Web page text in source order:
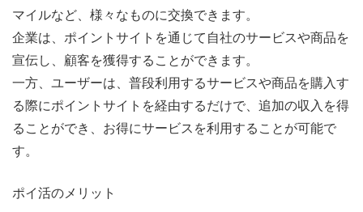
マイルなど、様々なものに交換できます。
企業は、ポイントサイトを通じて自社のサービスや商品を
宣伝し、顧客を獲得することができます。
一方、ユーザーは、普段利用するサービスや商品を購入す
る際にポイントサイトを経由するだけで、追加の収入を得
ることができ、お得にサービスを利用することが可能で
す。
ポイ活のメリット